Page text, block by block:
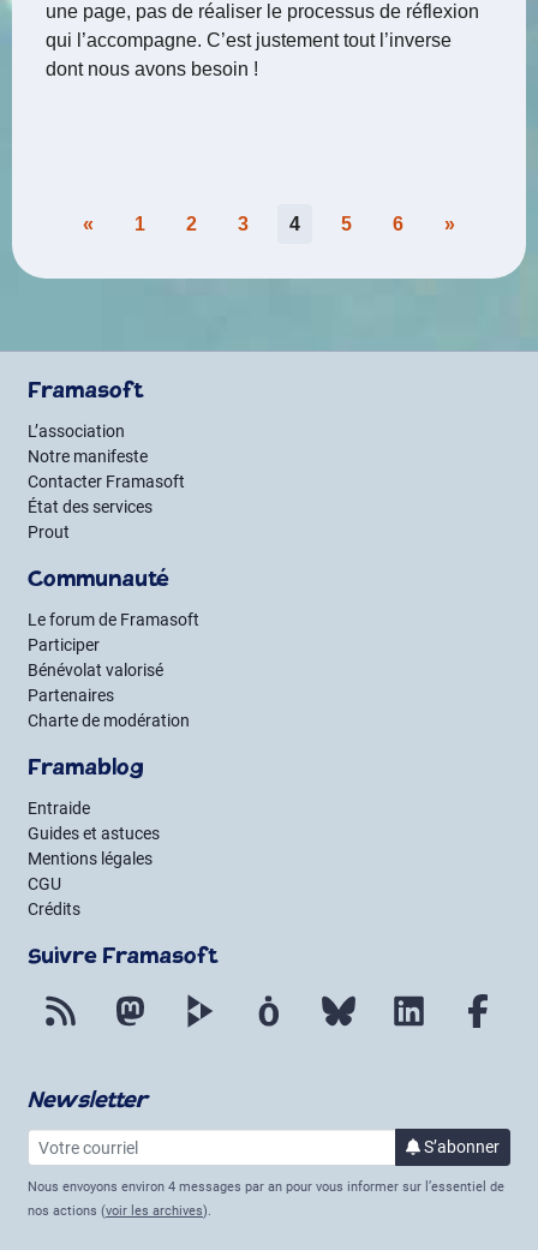
une page, pas de réaliser le processus de réflexion
qui l’accompagne. C’est justement tout l’inverse
dont nous avons besoin !
Pagination
des
« 1 2 3 4 5 6 »
Framasoft
L’association
Notre manifeste
Contacter Framasoft
État des services
Prout
Communauté
Le forum de Framasoft
Participer
Bénévolat valorisé
Partenaires
Charte de modération
Framablog
Entraide
Guides et astuces
Mentions légales
CGU
Crédits
Suivre Framasoft
Flux RSS Mastodon PeerTube Mobilizon Bluesky LinkedIn
Newsletter
Votre courriel S’abonnerà la
Nous envoyons environ 4 messages par an pour vous informer sur l’essentiel de
nos actions (voir les archives).